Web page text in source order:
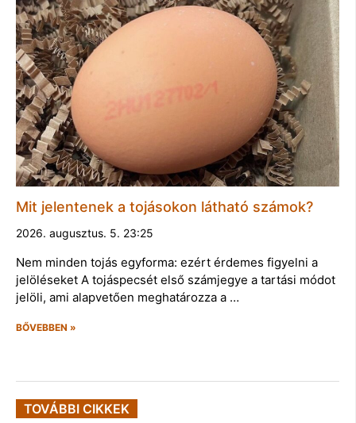
Mit jelentenek a tojásokon látható számok?
2026. augusztus. 5. 23:25
Nem minden tojás egyforma: ezért érdemes figyelni a
jelöléseket A tojáspecsét első számjegye a tartási módot
jelöli, ami alapvetően meghatározza a …
BŐVEBBEN »
TOVÁBBI CIKKEK